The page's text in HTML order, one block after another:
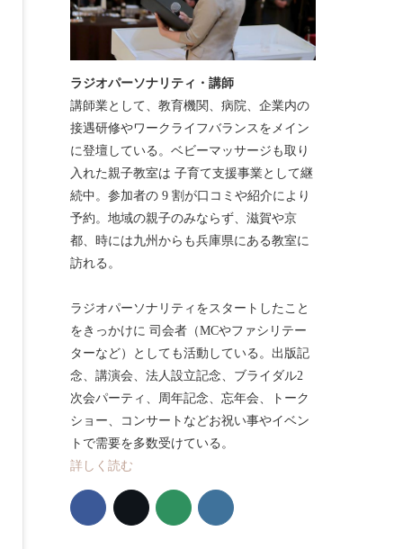
ラジオパーソナリティ・講師
講師業として、教育機関、病院、企業内の
接遇研修やワークライフバランスをメイン
に登壇している。ベビーマッサージも取り
入れた親子教室は 子育て支援事業として継
続中。参加者の 9 割が口コミや紹介により
予約。地域の親子のみならず、滋賀や京
都、時には九州からも兵庫県にある教室に
訪れる。
ラジオパーソナリティをスタートしたこと
をきっかけに 司会者（MCやファシリテー
ターなど）としても活動している。出版記
念、講演会、法人設立記念、ブライダル2
次会パーティ、周年記念、忘年会、トーク
ショー、コンサートなどお祝い事やイベン
トで需要を多数受けている。
詳しく読む